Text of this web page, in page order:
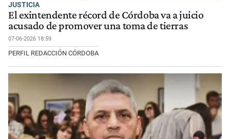
JUSTICIA
El exintendente récord de Córdoba va a juicio
acusado de promover una toma de tierras
07-06-2026 18:59
PERFIL REDACCIÓN CÓRDOBA